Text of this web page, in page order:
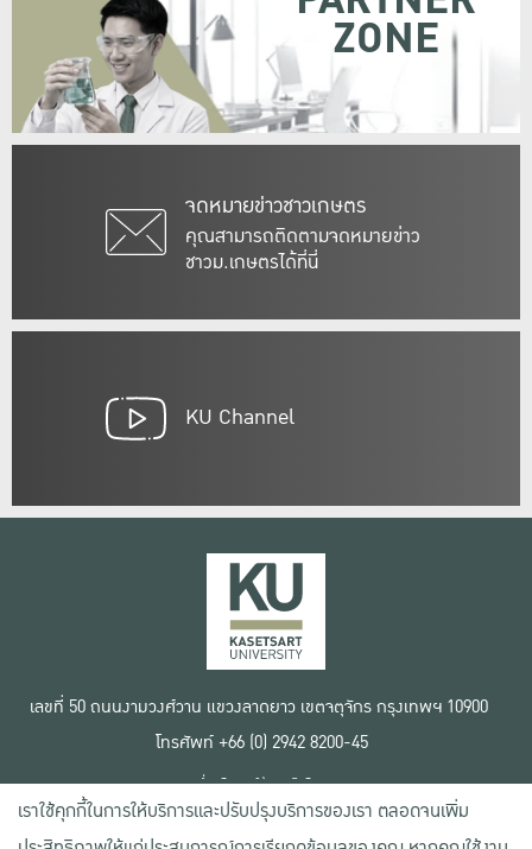
จดหมายข่าวชาวเกษตร
คุณสามารถติดตามจดหมายข่าว
ชาวม.เกษตรได้ที่นี่
ZONE
KU Channel
เลขที่ 50 ถนนงามวงศ์วาน แขวงลาดยาว เขตจตุจักร กรุงเทพฯ 10900
โทรศัพท์ +66 (0) 2942 8200-45
เงื่อนไขการใช้งานเว็บไซต์
ข้อตกลงด้านสิทธิ์ใช้งาน
นโยบายความเป็นส่วนตัว
เราใช้คุกกี้ในการให้บริการและปรับปรุงบริการของเรา ตลอดจนเพิ่ม